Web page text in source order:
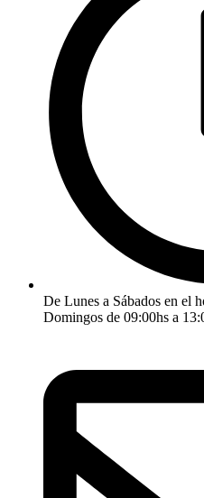
De Lunes a Sábados en el
Domingos de 09:00hs a